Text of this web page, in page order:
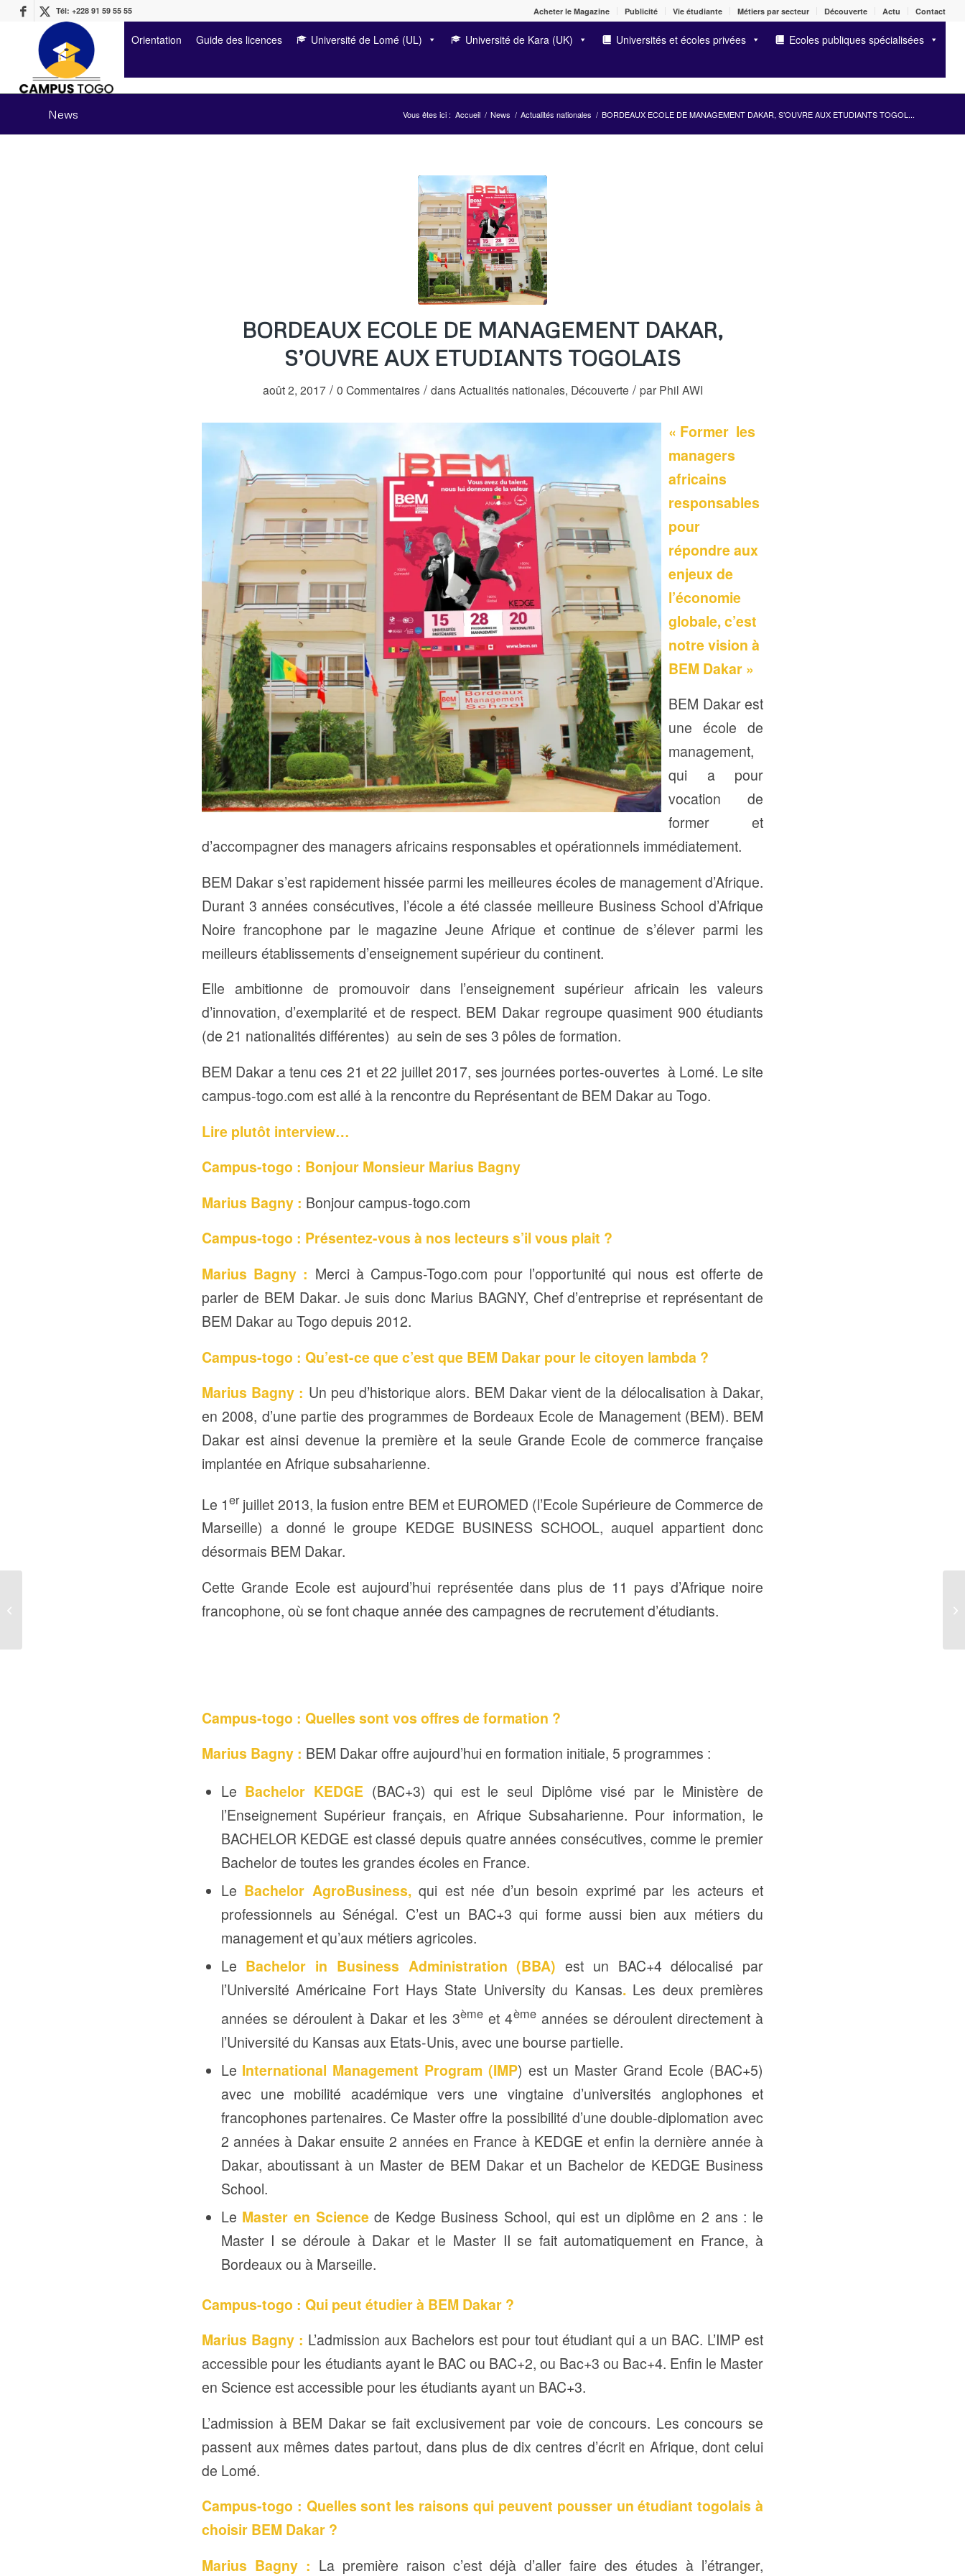
Acheter le Magazine Publicité Vie étudiante Métiers par secteur Découverte Actu Contact
Tél: +228 91 59 55 55
Orientation Guide des licences Université de Lomé (UL) Université de Kara (UK) Universités et écoles privées Ecoles publiques spécialisées
News Vous êtes ici : Accueil / News / Actualités nationales / BORDEAUX ECOLE DE MANAGEMENT DAKAR, S’OUVRE AUX ETUDIANTS TOGOL...
BORDEAUX ECOLE DE MANAGEMENT DAKAR,
S’OUVRE AUX ETUDIANTS TOGOLAIS
août 2, 2017 / 0 Commentaires / dansActualités nationales, Découverte / par Phil AWI
« Former les
managers
africains
responsables
pour
répondre aux
enjeux de
l’économie
globale, c’est
notre vision à
BEM Dakar »
BEM Dakar est
une école de
management,
qui a pour
vocation de
former et
d’accompagner des managers africains responsables et opérationnels immédiatement.
BEM Dakar s’est rapidement hissée parmi les meilleures écoles de management d’Afrique.
Durant 3 années consécutives, l’école a été classée meilleure Business School d’Afrique
Noire francophone par le magazine Jeune Afrique et continue de s’élever parmi les
meilleurs établissements d’enseignement supérieur du continent.
Elle ambitionne de promouvoir dans l’enseignement supérieur africain les valeurs
d’innovation, d’exemplarité et de respect. BEM Dakar regroupe quasiment 900 étudiants
(de 21 nationalités différentes) au sein de ses 3 pôles de formation.
BEM Dakar a tenu ces 21 et 22 juillet 2017, ses journées portes-ouvertes à Lomé. Le site
campus-togo.com est allé à la rencontre du Représentant de BEM Dakar au Togo.
Lire plutôt interview…
Campus-togo : Bonjour Monsieur Marius Bagny
Marius Bagny : Bonjour campus-togo.com
Campus-togo : Présentez-vous à nos lecteurs s’il vous plait ?
Marius Bagny : Merci à Campus-Togo.com pour l’opportunité qui nous est offerte de
parler de BEM Dakar. Je suis donc Marius BAGNY, Chef d’entreprise et représentant de
BEM Dakar au Togo depuis 2012.
Campus-togo : Qu’est-ce que c’est que BEM Dakar pour le citoyen lambda ?
Marius Bagny : Un peu d’historique alors. BEM Dakar vient de la délocalisation à Dakar,
en 2008, d’une partie des programmes de Bordeaux Ecole de Management (BEM). BEM
Dakar est ainsi devenue la première et la seule Grande Ecole de commerce française
implantée en Afrique subsaharienne.
Le 1erjuillet 2013, la fusion entre BEM et EUROMED (l’Ecole Supérieure de Commerce de
Marseille) a donné le groupe KEDGE BUSINESS SCHOOL, auquel appartient donc
désormais BEM Dakar.
Cette Grande Ecole est aujourd’hui représentée dans plus de 11 pays d’Afrique noire
francophone, où se font chaque année des campagnes de recrutement d’étudiants.
Campus-togo : Quelles sont vos offres de formation ?
Marius Bagny : BEM Dakar offre aujourd’hui en formation initiale, 5 programmes :
Le Bachelor KEDGE(BAC+3) qui est le seul Diplôme visé par le Ministère de
l’Enseignement Supérieur français, en Afrique Subsaharienne. Pour information, le
BACHELOR KEDGE est classé depuis quatre années consécutives, comme le premier
Bachelor de toutes les grandes écoles en France.
Le Bachelor AgroBusiness,qui est née d’un besoin exprimé par les acteurs et
professionnels au Sénégal. C’est un BAC+3 qui forme aussi bien aux métiers du
management et qu’aux métiers agricoles.
Le Bachelor in Business Administration (BBA)est un BAC+4 délocalisé par
l’Université Américaine Fort Hays State University du Kansas. Les deux premières
années se déroulent à Dakar et les 3ème et 4èmeannées se déroulent directement à
l’Université du Kansas aux Etats-Unis, avec une bourse partielle.
Le International Management Program (IMP) est un Master Grand Ecole (BAC+5)
avec une mobilité académique vers une vingtaine d’universités anglophones et
francophones partenaires. Ce Master offre la possibilité d’une double-diplomation avec
2 années à Dakar ensuite 2 années en France à KEDGE et enfin la dernière année à
Dakar, aboutissant à un Master de BEM Dakar et un Bachelor de KEDGE Business
School.
Le Master en Sciencede Kedge Business School, qui est un diplôme en 2 ans : le
Master I se déroule à Dakar et le Master II se fait automatiquement en France, à
Bordeaux ou à Marseille.
Campus-togo : Qui peut étudier à BEM Dakar ?
Marius Bagny : L’admission aux Bachelors est pour tout étudiant qui a un BAC. L’IMP est
accessible pour les étudiants ayant le BAC ou BAC+2, ou Bac+3 ou Bac+4. Enfin le Master
en Science est accessible pour les étudiants ayant un BAC+3.
L’admission à BEM Dakar se fait exclusivement par voie de concours. Les concours se
passent aux mêmes dates partout, dans plus de dix centres d’écrit en Afrique, dont celui
de Lomé.
Campus-togo : Quelles sont les raisons qui peuvent pousser un étudiant togolais à
choisir BEM Dakar ?
Marius Bagny : La première raison c’est déjà d’aller faire des études à l’étranger,